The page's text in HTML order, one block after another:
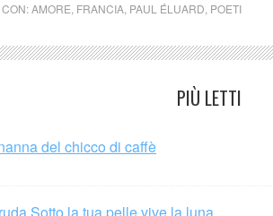
AMORE FRANCIA PAUL ÉLUARD POETI
PIÙ LETTI
del chicco di caffè